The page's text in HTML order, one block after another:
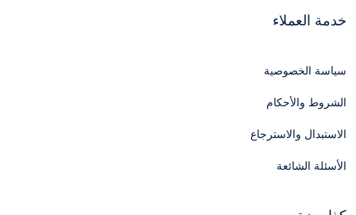
خدمة العملاء
سياسة الخصوصية
الشروط والأحكام
الاستبدال والاسترجاع
الأسئلة الشائعة